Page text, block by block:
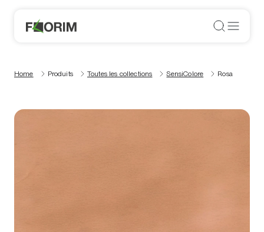
Home Produits Toutes les collections SensiColore Rosa